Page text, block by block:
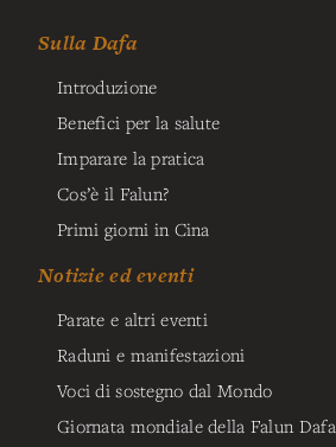
Sulla Dafa
Introduzione
Benefici per la salute
Imparare la pratica
Cos’è il Falun?
Primi giorni in Cina
Notizie ed eventi
Parate e altri eventi
Raduni e manifestazioni
Voci di sostegno dal Mondo
Giornata mondiale della Falun Dafa